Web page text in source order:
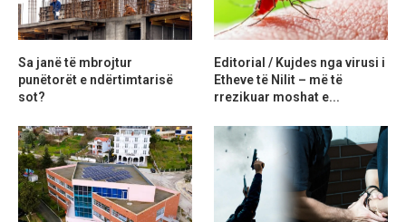
Sa janë të mbrojtur
punëtorët e ndërtimtarisë
sot?
Editorial / Kujdes nga virusi i
Etheve të Nilit – më të
rrezikuar moshat e...